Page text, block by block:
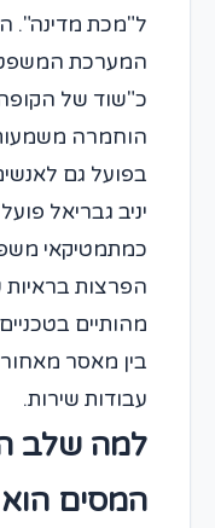
ל"מכת מדינה".
המערכת
כ"שוד של
הוחמרה
בפועל גם
יניב גבריאל
כמתמטיקאי
הפרצות
מהותיים
בין מאסר
עבודות שירות.
למה שלב
המסים הוא